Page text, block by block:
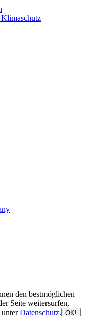
den bestmöglichen
Seite weitersurfen,
Datenschutz. OK!